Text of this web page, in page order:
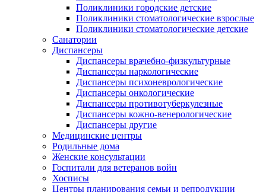
Поликлиники городские детские
Поликлиники стоматологические взрослые
Поликлиники стоматологические детские
Санатории
Диспансеры
Диспансеры врачебно-физкультурные
Диспансеры наркологические
Диспансеры психоневрологические
Диспансеры онкологические
Диспансеры противотуберкулезные
Диспансеры кожно-венерологические
Диспансеры другие
Медицинские центры
Родильные дома
Женские консультации
Госпитали для ветеранов войн
Хосписы
Центры планирования семьи и репродукции